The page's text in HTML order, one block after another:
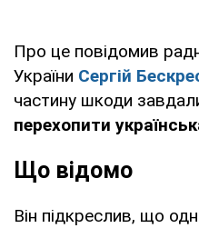
Про це повідомив
України Сергій
частину шкоди
перехопити
Що відомо
Він підкреслив, що